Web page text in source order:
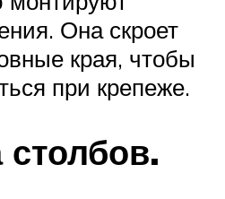
Она скроет
края, чтобы
при крепеже.
столбов.